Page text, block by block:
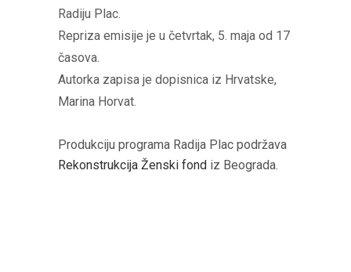
Radiju Plac.
Repriza emisije je u četvrtak, 5. maja od 17
časova.
Autorka zapisa je dopisnica iz Hrvatske,
Marina Horvat.
Produkciju programa Radija Plac podržava
Rekonstrukcija Ženski fond iz Beograda.